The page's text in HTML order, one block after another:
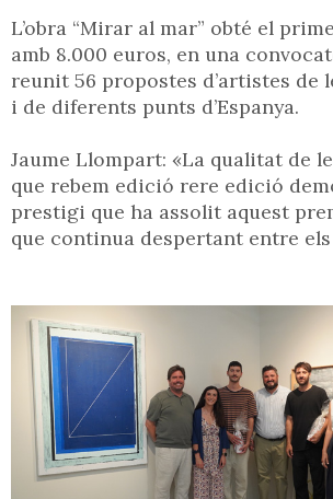
L’obra “Mirar al mar” obté el
amb 8.000 euros, en una
reunit 56 propostes d’artistes de
i de diferents punts d’Espanya.
Jaume Llompart: «La qualitat de
que rebem edició rere edició
prestigi que ha assolit aquest
que continua despertant entre